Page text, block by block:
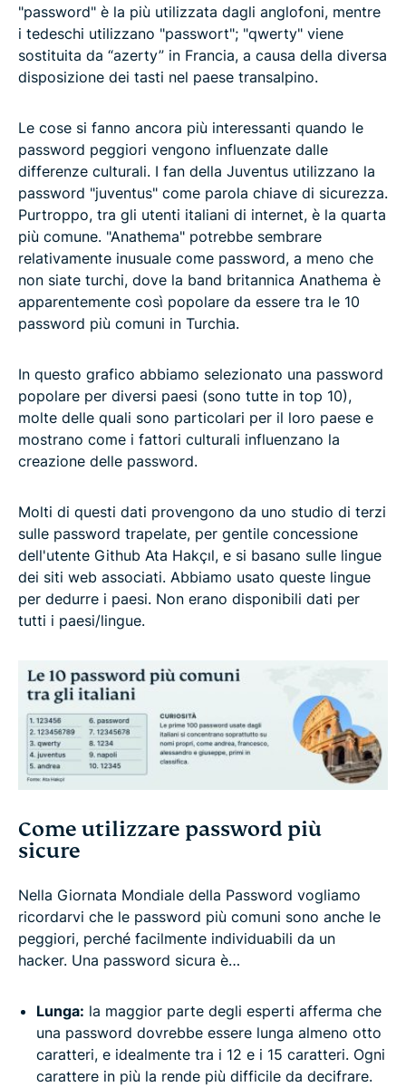
"password" è la più utilizzata dagli anglofoni, mentre
i tedeschi utilizzano "passwort"; "qwerty" viene
sostituita da “azerty” in Francia, a causa della diversa
disposizione dei tasti nel paese transalpino.
Le cose si fanno ancora più interessanti quando le
password peggiori vengono influenzate dalle
differenze culturali. I fan della Juventus utilizzano la
password "juventus" come parola chiave di sicurezza.
Purtroppo, tra gli utenti italiani di internet, è la quarta
più comune. "Anathema" potrebbe sembrare
relativamente inusuale come password, a meno che
non siate turchi, dove la band britannica Anathema è
apparentemente così popolare da essere tra le 10
password più comuni in Turchia.
In questo grafico abbiamo selezionato una password
popolare per diversi paesi (sono tutte in top 10),
molte delle quali sono particolari per il loro paese e
mostrano come i fattori culturali influenzano la
creazione delle password.
Molti di questi dati provengono da uno studio di terzi
sulle password trapelate, per gentile concessione
dell'utente Github Ata Hakçıl, e si basano sulle lingue
dei siti web associati. Abbiamo usato queste lingue
per dedurre i paesi. Non erano disponibili dati per
tutti i paesi/lingue.
Come utilizzare password più
sicure
Nella Giornata Mondiale della Password vogliamo
ricordarvi che le password più comuni sono anche le
peggiori, perché facilmente individuabili da un
hacker. Una password sicura è…
Lunga: la maggior parte degli esperti afferma che
una password dovrebbe essere lunga almeno otto
caratteri, e idealmente tra i 12 e i 15 caratteri. Ogni
carattere in più la rende più difficile da decifrare.